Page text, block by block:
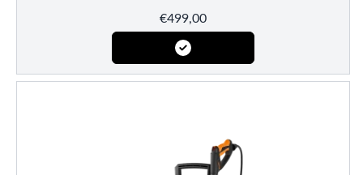
€499,00